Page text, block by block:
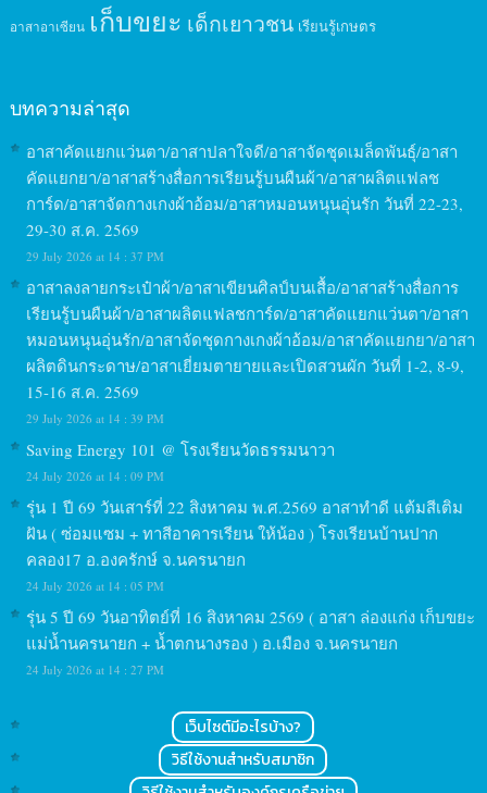
อาสาอาเซียน เก็บขยะ เด็กเยาวชน เรียนรู้เกษตร
บทความล่าสุด
อาสาคัดแยกแว่นตา/อาสาปลาใจดี/อาสาจัดชุดเมล็ดพันธุ์/อาสา
คัดแยกยา/อาสาสร้างสื่อการเรียนรู้บนผืนผ้า/อาสาผลิตแฟลช
การ์ด/อาสาจัดกางเกงผ้าอ้อม/อาสาหมอนหนุนอุ่นรัก วันที่ 22-23,
29-30 ส.ค. 2569
29 July 2026 at 14 : 37 PM
อาสาลงลายกระเป๋าผ้า/อาสาเขียนศิลป์บนเสื้อ/อาสาสร้างสื่อการ
เรียนรู้บนผืนผ้า/อาสาผลิตแฟลชการ์ด/อาสาคัดแยกแว่นตา/อาสา
หมอนหนุนอุ่นรัก/อาสาจัดชุดกางเกงผ้าอ้อม/อาสาคัดแยกยา/อาสา
ผลิตดินกระดาษ/อาสาเยี่ยมตายายและเปิดสวนผัก วันที่ 1-2, 8-9,
15-16 ส.ค. 2569
29 July 2026 at 14 : 39 PM
Saving Energy 101 @ โรงเรียนวัดธรรมนาวา
24 July 2026 at 14 : 09 PM
รุ่น 1 ปี 69 วันเสาร์ที่ 22 สิงหาคม พ.ศ.2569 อาสาทำดี แต้มสีเติม
ฝัน ( ซ่อมแซม + ทาสีอาคารเรียน ให้น้อง ) โรงเรียนบ้านปาก
คลอง17 อ.องครักษ์ จ.นครนายก
24 July 2026 at 14 : 05 PM
รุ่น 5 ปี 69 วันอาทิตย์ที่ 16 สิงหาคม 2569 ( อาสา ล่องแก่ง เก็บขยะ
แม่น้ำนครนายก + น้ำตกนางรอง ) อ.เมือง จ.นครนายก
24 July 2026 at 14 : 27 PM
เว็บไซต์มีอะไรบ้าง?
วิธีใช้งานสำหรับสมาชิก